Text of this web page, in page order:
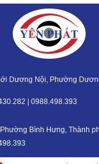
đáp ứng môi
Dương Nội, Phường
| 0988.498.393
Bình Hưng, Thành